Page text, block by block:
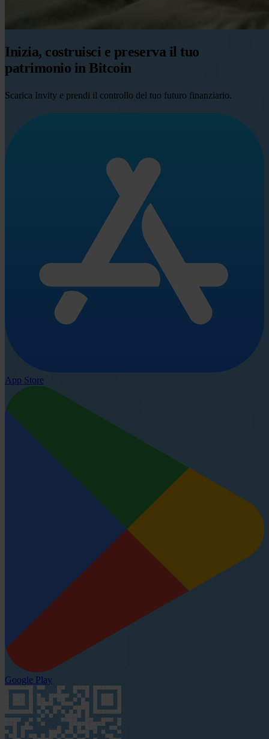
Inizia, costruisci e preserva il tuo
patrimonio in Bitcoin
Scarica Invity e prendi il controllo del tuo futuro finanziario.
App Store
Google Play